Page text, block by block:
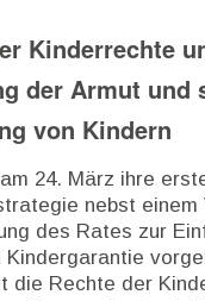
Kinderrechte
der Armut und
von Kindern
24. März ihre
nebst einem
des Rates zur
Kindergarantie
die Rechte der